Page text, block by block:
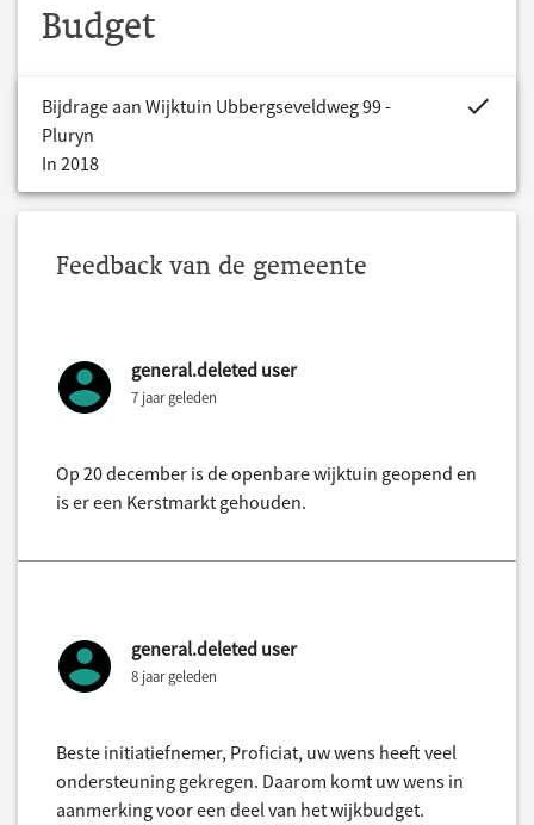
Budget
Bijdrage aan Wijktuin Ubbergseveldweg 99 -
Pluryn
In 2018
Feedback van de gemeente
general.deleted user
7 jaar geleden
Op 20 december is de openbare wijktuin geopend en
is er een Kerstmarkt gehouden.
general.deleted user
8 jaar geleden
Beste initiatiefnemer, Proficiat, uw wens heeft veel
ondersteuning gekregen. Daarom komt uw wens in
aanmerking voor een deel van het wijkbudget.